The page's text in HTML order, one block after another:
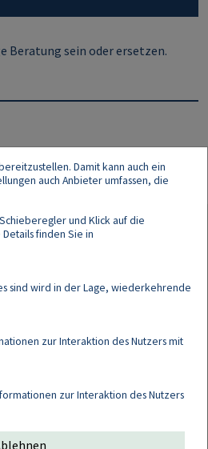
Beratung sein oder ersetzen.
Damit kann auch ein
auch Anbieter umfassen, die
und Klick auf die
finden Sie in
sind wird in der Lage, wiederkehrende
zur Interaktion des Nutzers mit
zur Interaktion des Nutzers